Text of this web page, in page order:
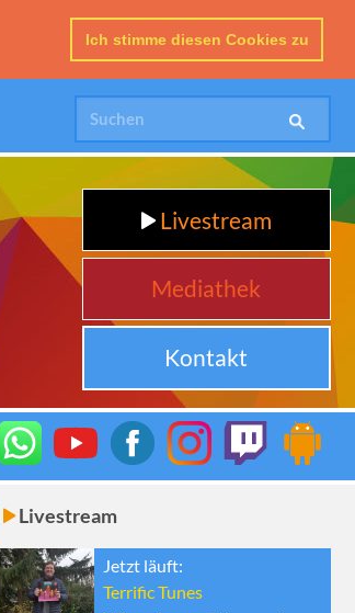
Ich stimme diesen Cookies zu
Livestream
Mediathek
Kontakt
Livestream
Jetzt läuft:
Terrific Tunes